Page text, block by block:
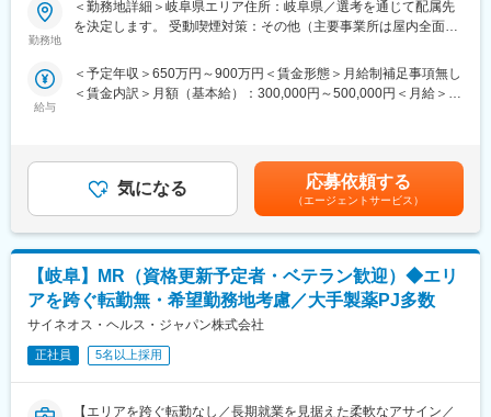
医療営業として専門性を磨き管理職を目指すのはもちろん、他事
者などの管理部門）
営業経験を活かして様々なキャリアプランを実現できるのは、当
■どなたでもキャッチアップが可能な環境です！：
文理問わず一から学べる環境を整えているため、専門知識は入社
後に身に付ける意欲があれば問題ございません。 社員の活躍事例
についての詳細は、是非こちらのURLも併せてご覧ください。
https://healthcarecareerpark.iqvia.com/
変更の範囲：会社の定める業務
【具体的な業務詳細】
いただきます。
・担当エリアの訪問医療施設のターゲティング、担当医療施設へ
・医療従事者向けの説明会の企画・実施、医師同士のコミュニケ
ーション推進のための研究会・勉強会の立ち上げ、講演会の企
画・運営 等
※勤務地については、選考内で希望を伺ったうえで決定します。
＼IQVIAでMRとして働く魅力／
（１）充実の待遇：同業他社の中でも平均給与の高さや非課税の
日当の支給の他、退職金や団体保険制度、単身赴任手当や月1回の
帰省交通費の支給など福利厚生が充実しており、長期就業される
社員が多いのも特徴です。
公募制度も充実しておりますので、IQVIAが展開している他の事業
勤務地
＜勤務地詳細＞岐阜県エリア住所：岐阜県／選考を通じて配属先
を決定します。 受動喫煙対策：その他（主要事業所は屋内全面禁
給与
＜予定年収＞650万円～900万円＜賃金形態＞月給制補足事項無し
＜賃金内訳＞月額（基本給）：300,000円～500,000円＜月給＞
ジェクト稼働手当(35,000円)、外勤日当（1日1,500円／外勤3.5時
間以上）■変動賞与制（6月・12月・3月）※平均実績6ヶ月分■イン
センティブ：3月（対象者）賃金はあくまでも目安の金額であり、
選考を通じて上下する可能性があります。月給(月額)は固定手当を
含めた表記です。
気になる 応募依頼する
（エージェントサービス）
【岐阜】MR（資格更新予定者・ベテラン歓迎）◆エリ
アを跨ぐ転勤無・希望勤務地考慮／大手製薬PJ多数
サイネオス・ヘルス・ジャパン株式会社
正社員 5名以上採用
【エリアを跨ぐ転勤なし／長期就業を見据えた柔軟なアサイン／